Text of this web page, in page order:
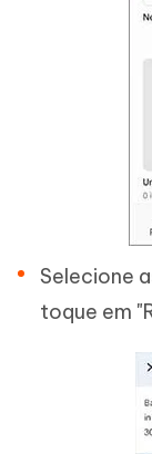
Selecione
toque em